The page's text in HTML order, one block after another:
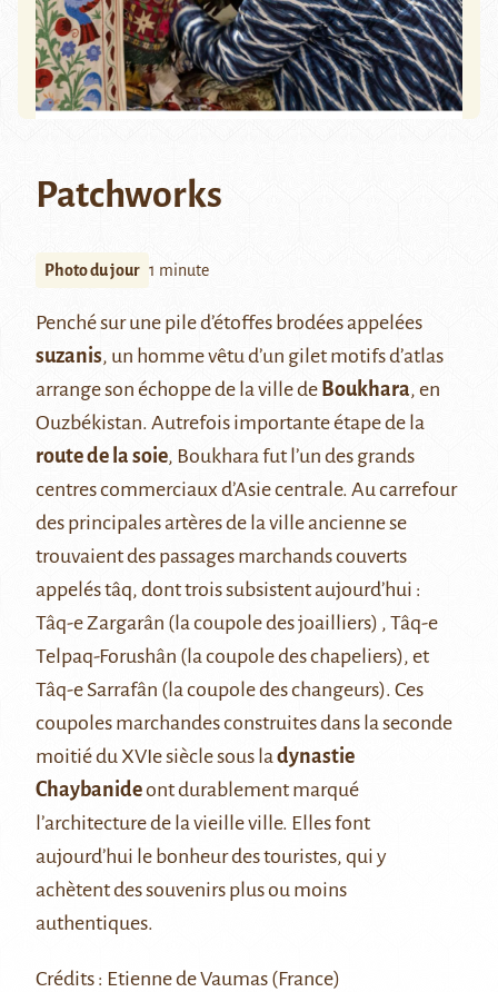
Patchworks
Photo du jour 1 minute
Penché sur une pile d’étoffes brodées appelées
suzanis, un homme vêtu d’un gilet motifs d’atlas
arrange son échoppe de la ville de Boukhara, en
Ouzbékistan. Autrefois importante étape de la
route de la soie, Boukhara fut l’un des grands
centres commerciaux d’Asie centrale. Au carrefour
des principales artères de la ville ancienne se
trouvaient des passages marchands couverts
appelés tâq, dont trois subsistent aujourd’hui :
Tâq-e Zargarân (la coupole des joailliers) , Tâq-e
Telpaq-Forushân (la coupole des chapeliers), et
Tâq-e Sarrafân (la coupole des changeurs). Ces
coupoles marchandes construites dans la seconde
moitié du XVIe siècle sous ladynastie
Chaybanideont durablement marqué
l’architecture de la vieille ville. Elles font
aujourd’hui le bonheur des touristes, qui y
achètent des souvenirs plus ou moins
authentiques.
Crédits : Etienne de Vaumas (France)